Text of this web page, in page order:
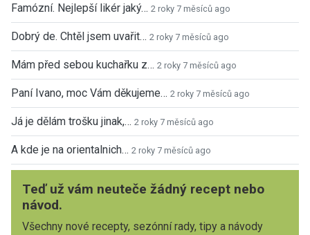
Famózní. Nejlepší likér jaký… 2 roky 7 měsíců ago
Dobrý de. Chtěl jsem uvařit… 2 roky 7 měsíců ago
Mám před sebou kuchařku z… 2 roky 7 měsíců ago
Paní Ivano, moc Vám děkujeme… 2 roky 7 měsíců ago
Já je dělám trošku jinak,… 2 roky 7 měsíců ago
A kde je na orientalnich… 2 roky 7 měsíců ago
Teď už vám neuteče žádný recept nebo
návod.
Všechny nové recepty, sezónní rady, tipy a návody